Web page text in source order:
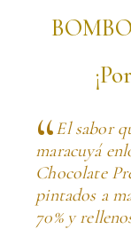
El sabor
maracuyá
Chocolate
pintados a
70% y